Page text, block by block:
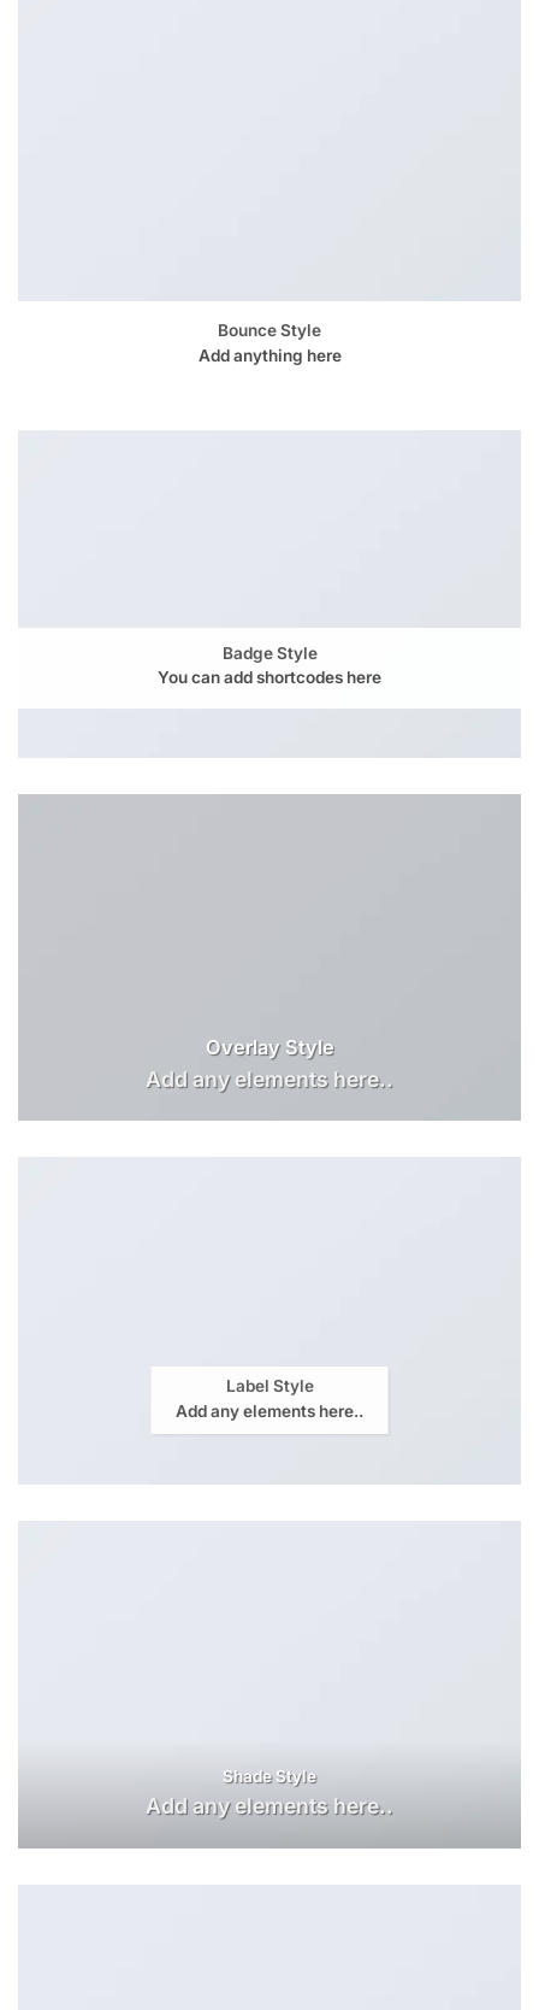
Bounce Style
Add anything here
Badge Style
You can add shortcodes here
Overlay Style
Add any elements here..
Label Style
Add any elements here..
Shade Style
Add any elements here..